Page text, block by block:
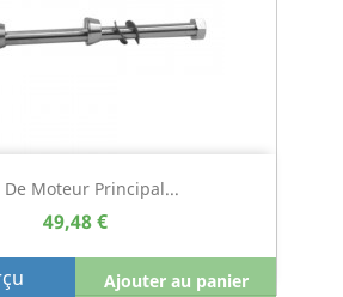
De Moteur Principal...
49,48 €
Ajouter au panier